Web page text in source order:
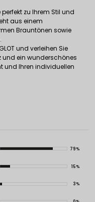
zu Ihrem Stil und
aus einem
Brauntönen sowie
und verleihen Sie
und ein wunderschönes
und Ihren individuellen
79%
15%
3%